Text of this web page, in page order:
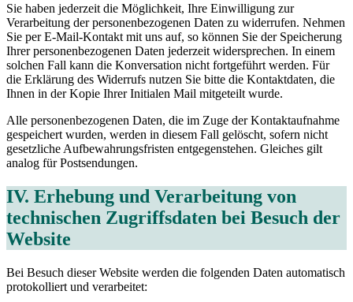
Sie haben jederzeit die Möglichkeit, Ihre Einwilligung zur
Verarbeitung der personenbezogenen Daten zu widerrufen. Nehmen
Sie per E-Mail-Kontakt mit uns auf, so können Sie der Speicherung
Ihrer personenbezogenen Daten jederzeit widersprechen. In einem
solchen Fall kann die Konversation nicht fortgeführt werden. Für
die Erklärung des Widerrufs nutzen Sie bitte die Kontaktdaten, die
Ihnen in der Kopie Ihrer Initialen Mail mitgeteilt wurde.
Alle personenbezogenen Daten, die im Zuge der Kontaktaufnahme
gespeichert wurden, werden in diesem Fall gelöscht, sofern nicht
gesetzliche Aufbewahrungsfristen entgegenstehen. Gleiches gilt
analog für Postsendungen.
IV. Erhebung und Verarbeitung von
technischen Zugriffsdaten bei Besuch der
Website
Bei Besuch dieser Website werden die folgenden Daten automatisch
protokolliert und verarbeitet: